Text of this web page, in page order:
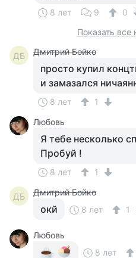
8 лет 9
0
Показать
ДБ Дмитрий Бойко
просто купил
и замазался
8 лет
1
Любовь
Я тебе несколько
Пробуй !
8 лет 1
ДБ Дмитрий Бойко
окй 8 лет 1
Любовь
8 лет